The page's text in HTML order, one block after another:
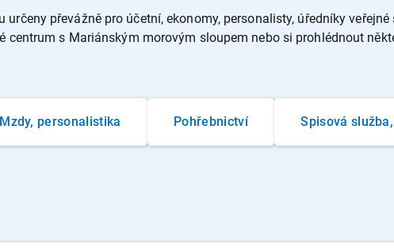
určeny převážně pro účetní, ekonomy, personalisty, úředníky
centrum s Mariánským morovým sloupem nebo si prohlédnout
Mzdy, personalistika Pohřebnictví Spisová